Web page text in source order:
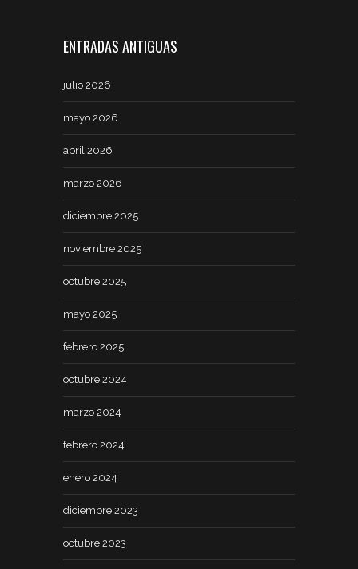
ENTRADAS ANTIGUAS
julio 2026
mayo 2026
abril 2026
marzo 2026
diciembre 2025
noviembre 2025
octubre 2025
mayo 2025
febrero 2025
octubre 2024
marzo 2024
febrero 2024
enero 2024
diciembre 2023
octubre 2023